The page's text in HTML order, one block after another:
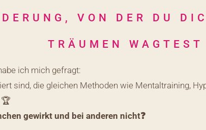
VON DER DU
TRÄUMEN WAGTEST
ich mich gefragt:
sind, die gleichen Methoden wie Mentaltraining,
🏆
gewirkt und bei anderen nicht❓